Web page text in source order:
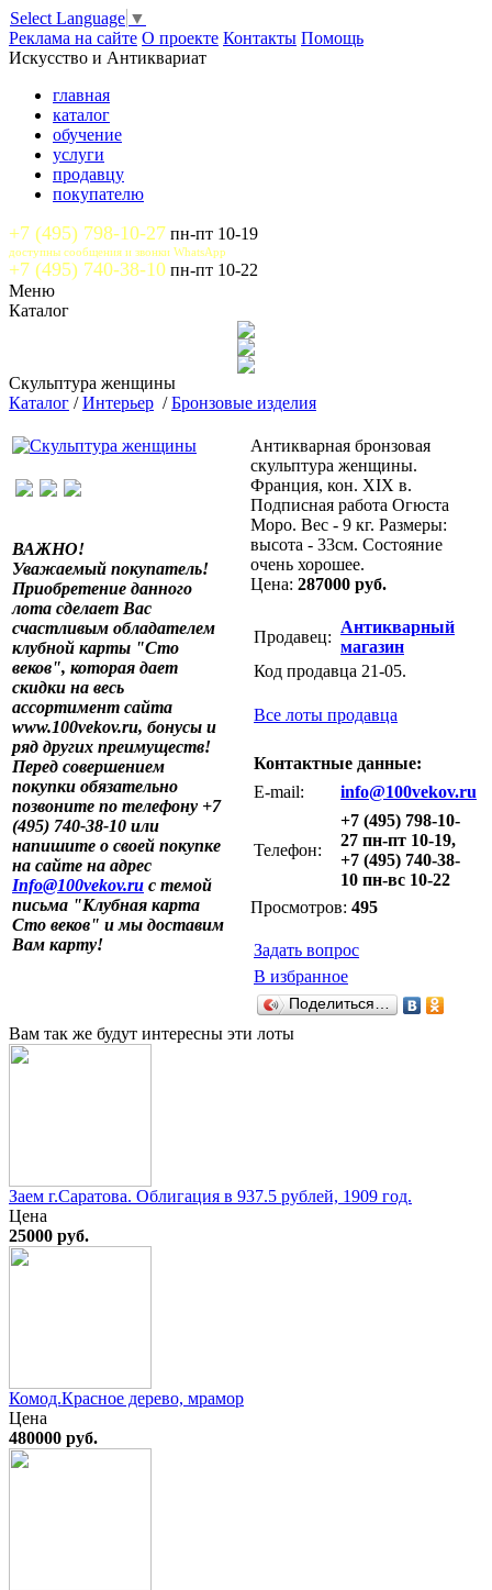
Select Language ▼
Реклама на сайте О проекте Контакты Помощь
Искусство и Антиквариат
главная
каталог
обучение
услуги
продавцу
покупателю
+7 (495) 798-10-27 пн-пт 10-19
доступны сообщения и звонки WhatsApp
+7 (495) 740-38-10 пн-пт 10-22
Меню
Каталог
Cкульптура женщины
Каталог /Интерьер /Бронзовые изделия
ВАЖНО!
Уважаемый покупатель!
Приобретение данного
лота сделает Вас
счастливым обладателем
клубной карты "Сто
веков", которая дает
скидки на весь
ассортимент сайта
www.100vekov.ru, бонусы и
ряд других преимуществ!
Перед совершением
покупки обязательно
позвоните по телефону +7
(495) 740-38-10 или
напишите о своей покупке
на сайте на адрес
Info@100vekov.ru с темой
письма "Клубная карта
Сто веков" и мы доставим
Вам карту!
Антикварная бронзовая
скульптура женщины.
Франция, кон. XIX в.
Подписная работа Огюста
Моро. Вес - 9 кг. Размеры:
высота - 33см. Состояние
очень хорошее.
Цена: 287000 руб.
Продавец:
Антикварный
магазин
Код продавца 21-05.
Все лоты продавца
Контактные данные:
E-mail:
info@100vekov.ru
Телефон:
+7 (495) 798-10-
27 пн-пт 10-19,
+7 (495) 740-38-
10 пн-вс 10-22
Просмотров: 495
Задать вопрос
В избранное
Поделиться…
Вам так же будут интересны эти лоты
Заем г.Саратова. Облигация в 937.5 рублей, 1909 год.
Цена
25000 руб.
Комод.Красное дерево, мрамор
Цена
480000 руб.